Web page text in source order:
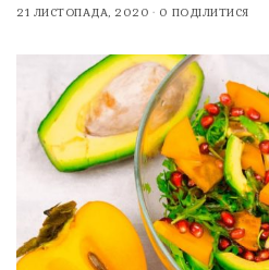
21 ЛИСТОПАДА, 2020
0 ПОДІЛИТИСЯ